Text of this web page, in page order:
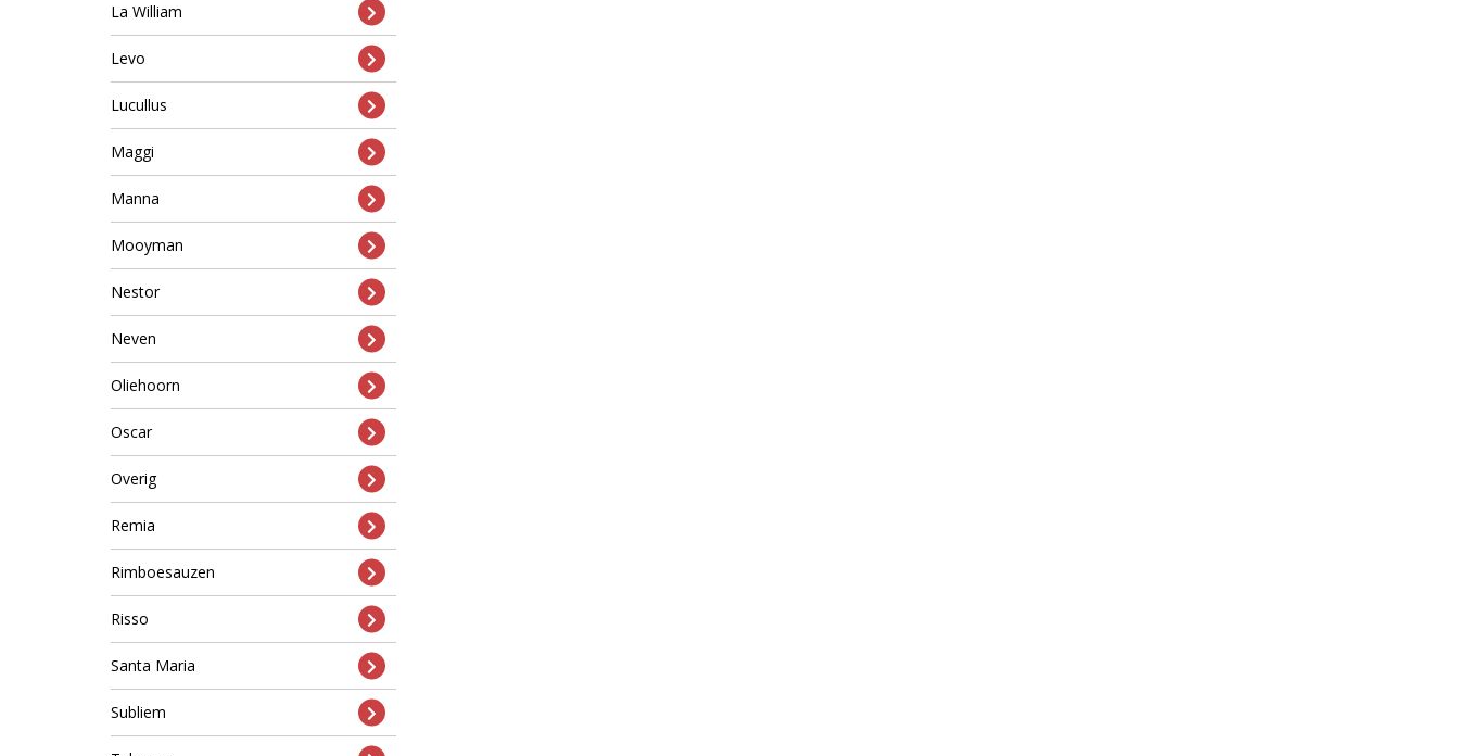
La William
Levo
Lucullus
Maggi
Manna
Mooyman
Nestor
Neven
Oliehoorn
Oscar
Overig
Remia
Rimboesauzen
Risso
Santa Maria
Subliem